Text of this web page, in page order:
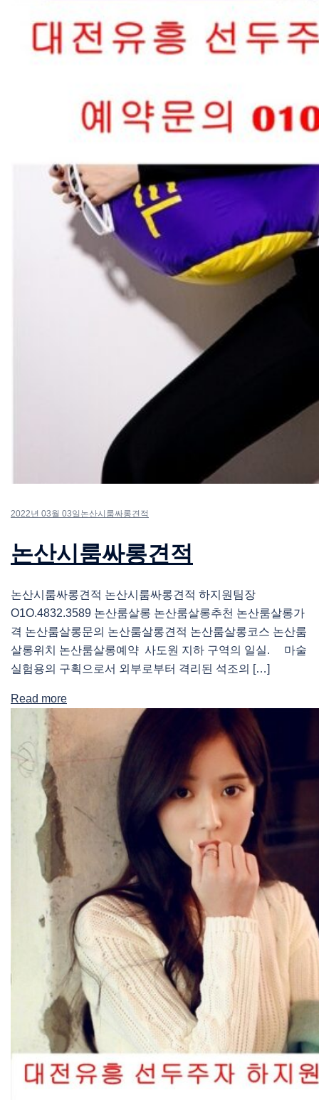
2022년 03월 03일 논산시룸싸롱견적
논산시룸싸롱견적
논산시룸싸롱견적 논산시룸싸롱견적 하지원팀장
O1O.4832.3589 논산룸살롱 논산룸살롱추천 논산룸살롱가
격 논산룸살롱문의 논산룸살롱견적 논산룸살롱코스 논산룸
살롱위치 논산룸살롱예약 사도원 지하 구역의 일실. 마술
실험용의 구획으로서 외부로부터 격리된 석조의 […]
Read more